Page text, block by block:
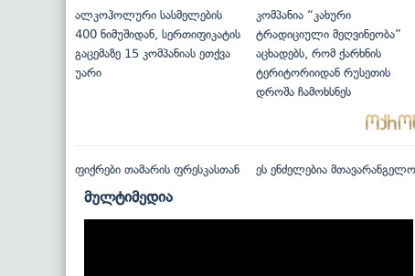
ალკოჰოლური სასმელების
400 ნიმუშიდან, სერთიფიკატის
გაცემაზე 15 კომპანიას ეთქვა
უარი
კომპანია “კახური
ტრადიციული მეღვინეობა”
აცხადებს, რომ ქარხნის
ტერიტორიიდან რუსეთის
დროშა ჩამოხსნეს
ფიქრები თამარის ფრესკასთან ეს ენძელებია
მულტიმედია